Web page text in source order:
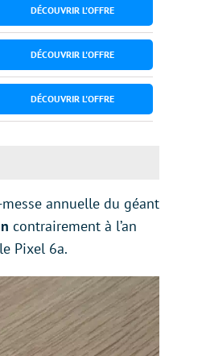
annuelle du géant
contrairement à l’an
Pixel 6a.